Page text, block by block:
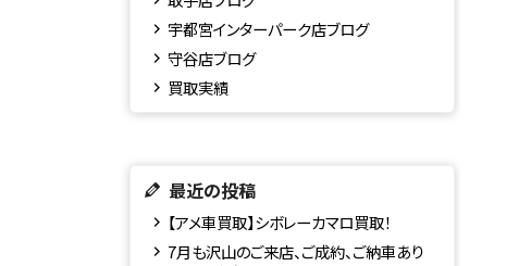
宇都宮インターパーク店ブログ
守谷店ブログ
買取実績
最近の投稿
【アメ車買取】シボレーカマロ買取！
7月も沢山のご来店、ご成約、ご納車あり